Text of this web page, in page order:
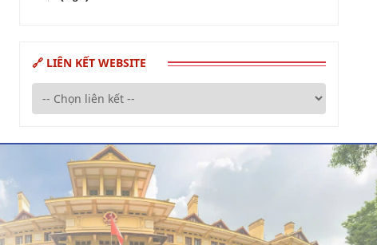
🔗 LIÊN KẾT WEBSITE